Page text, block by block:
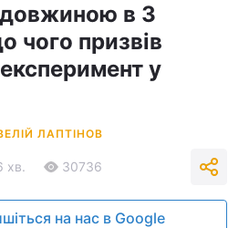
в 3
чого призвів
у
ЛАПТІНОВ
хв. 30736
на нас в Google